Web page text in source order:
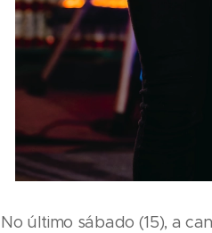
No último sábado (15), a